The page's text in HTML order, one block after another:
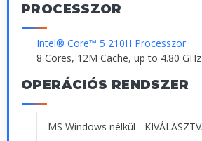
PROCESSZOR
Intel® Core™ 5 210H Processzor
8 Cores, 12M Cache, up to 4.80 GHz
OPERÁCIÓS RENDSZER